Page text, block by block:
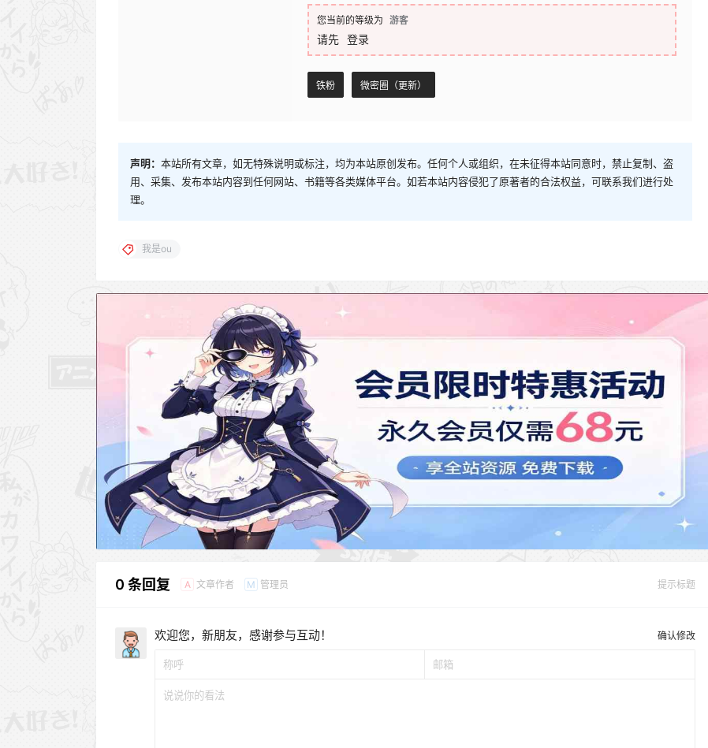
您当前的等级为 游客
请先 登录
铁粉 微密圈（更新）
声明： 本站所有文章，如无特殊说明或标注，均为本站原创发布。任何个人或组织，在未征得本站同意时，禁止复制、盗
用、采集、发布本站内容到任何网站、书籍等各类媒体平台。如若本站内容侵犯了原著者的合法权益，可联系我们进行处
理。
我是ou
0 条回复 A 文章作者 M 管理员 提示标题
欢迎您，新朋友，感谢参与互动！ 确认修改